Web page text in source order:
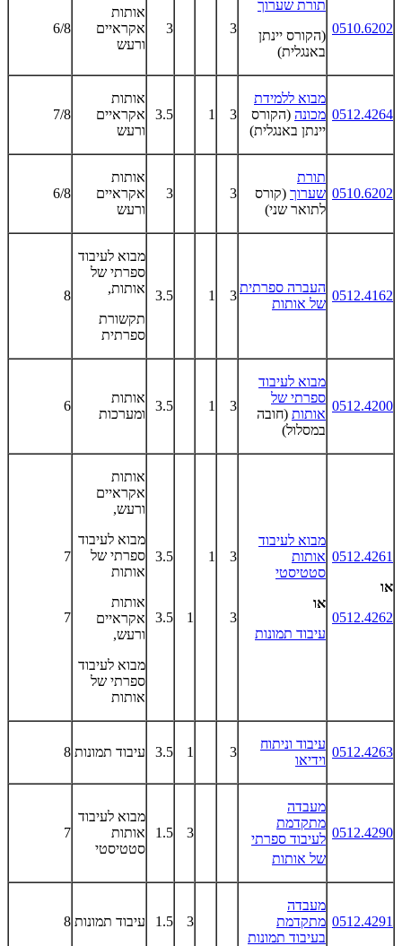
0510.6202
תורת שערוך
(הקורס יינתן
באנגלית)
3
3
אותות
אקראיים
ורעש
6/8
0512.4264
מבוא ללמידת
מכונה (הקורס
יינתן באנגלית)
3
1
3.5
אותות
אקראיים
ורעש
7/8
0510.6202
תורת
שערוך (קורס
לתואר שני)
3
3
אותות
אקראיים
ורעש
6/8
0512.4162
העברה ספרתית
של אותות
3
1
3.5
מבוא לעיבוד
ספרתי של
אותות,
תקשורת
ספרתית
8
0512.4200
מבוא לעיבוד
ספרתי של
אותות (חובה
במסלול)
3
1
3.5
אותות
ומערכות
6
0512.4261
או
0512.4262
מבוא לעיבוד
אותות
סטטיסטי
או
עיבוד תמונות
3
3
1
1
3.5
3.5
אותות
אקראיים
ורעש,
מבוא לעיבוד
ספרתי של
אותות
אותות
אקראיים
ורעש,
מבוא לעיבוד
ספרתי של
אותות
7
7
0512.4263
עיבוד וניתוח
וידיאו
3
1
3.5 עיבוד תמונות 8
0512.4290
מעבדה
מתקדמת
לעיבוד ספרתי
של אותות
3
1.5
מבוא לעיבוד
אותות
סטטיסטי
7
0512.4291
מעבדה
מתקדמת
בעיבוד תמונות
3
1.5 עיבוד תמונות 8